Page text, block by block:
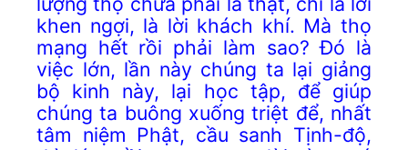
khen ngợi, là lời khách khí. Mà thọ
mạng hết rồi phải làm sao? Đó là
việc lớn, lần này chúng ta lại giảng
bộ kinh này, lại học tập, để giúp
chúng ta buông xuống triệt để, nhất
tâm niệm Phật, cầu sanh Tịnh-độ,